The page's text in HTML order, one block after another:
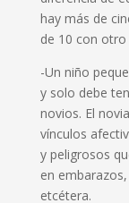
hay más de
de 10 con otro
-Un niño
y solo debe
novios. El
vínculos
y peligrosos
en
etcétera.